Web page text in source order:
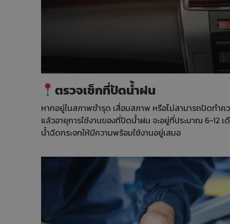
ตรวจเช็กที่ปัดน้ำฝน
หากอยู่ในสภาพชำรุด เสื่อมสภาพ หรือไม่สามารถปัดทำ
แล้วอายุการใช้งานของที่ปัดน้ำฝน จะอยู่ที่ประมาณ 6-12
น้ำฉีดกระจกให้มีความพร้อมใช้งานอยู่เสมอ